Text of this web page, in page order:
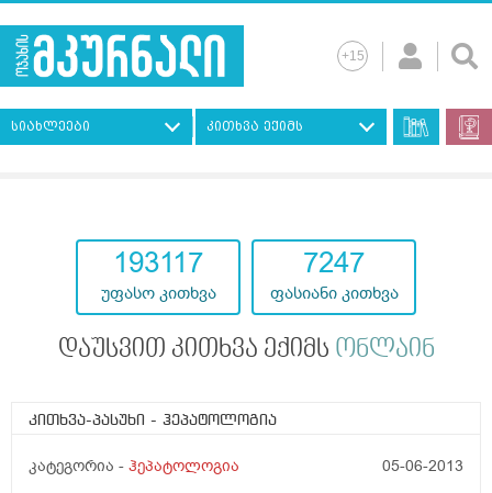
სიახლეები კითხვა ექიმს
193117
უფასო კითხვა
7247
ფასიანი კითხვა
დაუსვით კითხვა ექიმს ონლაინ
კითხვა-პასუხი - ჰეპატოლოგია
კატეგორია - ჰეპატოლოგია 05-06-2013